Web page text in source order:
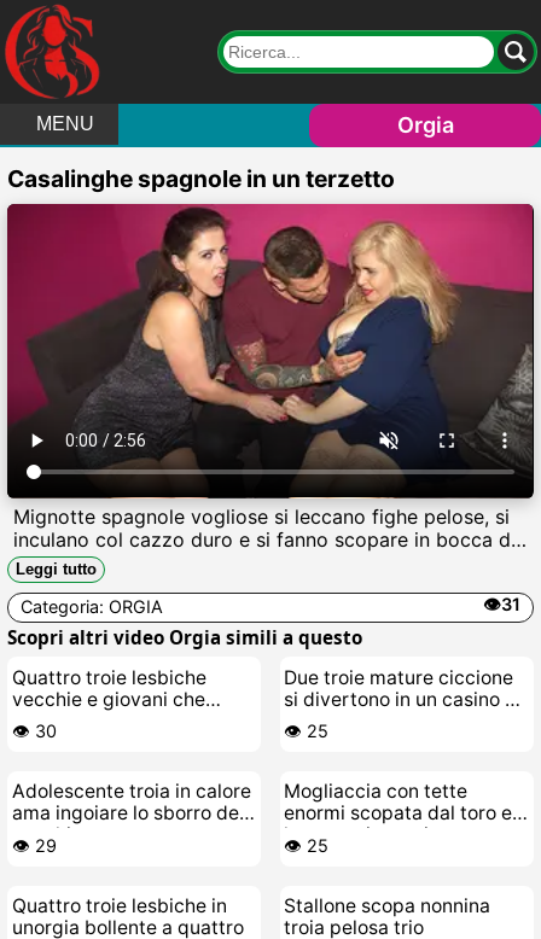
MENU Orgia
Casalinghe spagnole in un terzetto
Mignotte spagnole vogliose si leccano fighe pelose, si
inculano col cazzo duro e si fanno scopare in bocca da
due stalloni, sborra calda che cola da ogni buco troio
mentre urlano fóllame ms.
Leggi tutto
Categoria: ORGIA 👁️31
Scopri altri video Orgia simili a questo
Quattro troie lesbiche
vecchie e giovani che
leccano ogni cazzo di buco
👁️ 30
Due troie mature ciccione
si divertono in un casino a
quattro
👁️ 25
Adolescente troia in calore
ama ingoiare lo sborro del
vecchio porco
👁️ 29
Mogliaccia con tette
enormi scopata dal toro e
la sua troietta giovane
👁️ 25
Quattro troie lesbiche in
unorgia bollente a quattro
Stallone scopa nonnina
troia pelosa trio